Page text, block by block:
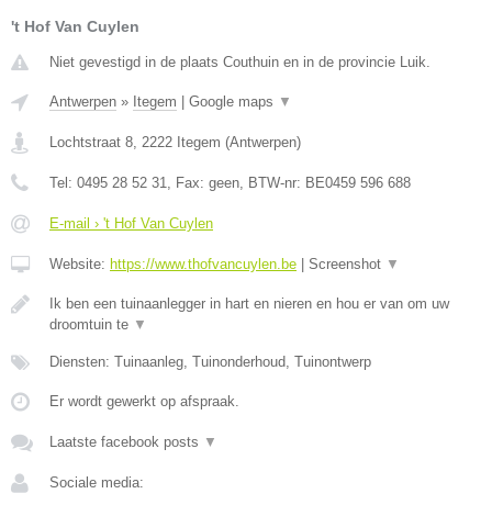
't Hof Van Cuylen
Niet gevestigd in de plaats Couthuin en in de provincie Luik.
Antwerpen » Itegem Google maps ▼
Lochtstraat 8, 2222 Itegem (Antwerpen)
Tel: 0495 28 52 31, Fax: geen, BTW-nr: BE0459 596 688
E-mail › 't Hof Van Cuylen
Website: https://www.thofvancuylen.be Screenshot ▼
Ik ben een tuinaanlegger in hart en nieren en hou er van om uw
droomtuin te ▼
Diensten: Tuinaanleg, Tuinonderhoud, Tuinontwerp
Er wordt gewerkt op afspraak.
Laatste facebook posts ▼
Sociale media: